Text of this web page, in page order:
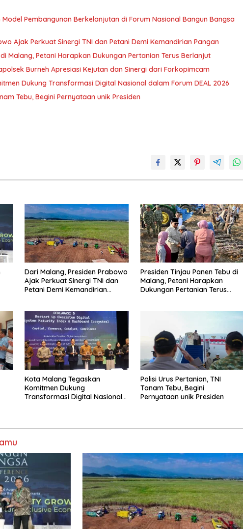
Pembangunan Berkelanjutan di Forum Nasional Bangun Bangsa
Ajak Perkuat Sinergi TNI dan Petani Demi Kemandirian Pangan
Malang, Petani Harapkan Dukungan Pertanian Terus Berlanjut
Burneh Apresiasi Kejutan dan Sinergi dari Forkopimcam
Dukung Transformasi Digital Nasional dalam Forum DEAL 2026
Tebu, Begini Pernyataan unik Presiden
Dari Malang, Presiden Prabowo
Ajak Perkuat Sinergi TNI dan
Petani Demi Kemandirian
Presiden Tinjau Panen Tebu di
Malang, Petani Harapkan
Dukungan Pertanian Terus
Kota Malang Tegaskan
Komitmen Dukung
Transformasi Digital Nasional
Polisi Urus Pertanian, TNI
Tanam Tebu, Begini
Pernyataan unik Presiden